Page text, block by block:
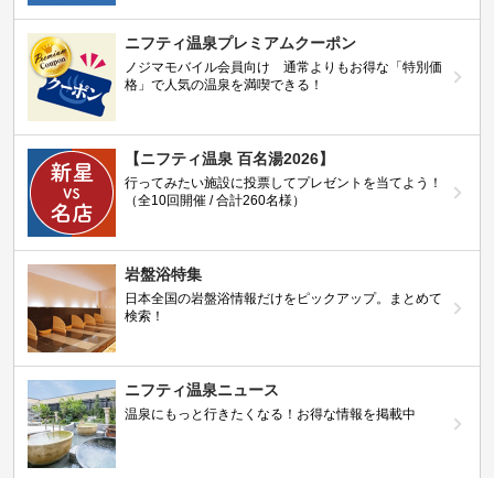
ニフティ温泉プレミアムクーポン
ノジマモバイル会員向け 通常よりもお得な「特別価
格」で人気の温泉を満喫できる！
【ニフティ温泉 百名湯2026】
行ってみたい施設に投票してプレゼントを当てよう！
（全10回開催 / 合計260名様）
岩盤浴特集
日本全国の岩盤浴情報だけをピックアップ。まとめて
検索！
ニフティ温泉ニュース
温泉にもっと行きたくなる！お得な情報を掲載中